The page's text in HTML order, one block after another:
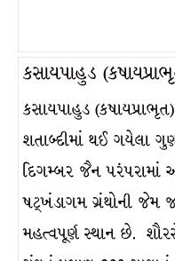
કસાયપાહુડ
કસાયપાહુડ
શતાબ્દીમાં થઈ ગયેલા
દિગમ્બર જૈન પરંપરામાં
ષટ્ખંડાગમ ગ્રંથોની જેમ
મહત્વપૂર્ણ સ્થાન છે.